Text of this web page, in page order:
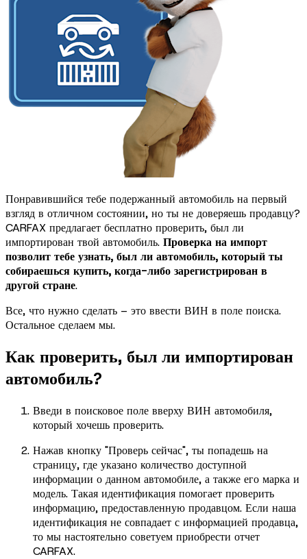
Понравившийся тебе подержанный автомобиль на первый
взгляд в отличном состоянии, но ты не доверяешь продавцу?
CARFAX предлагает бесплатно проверить, был ли
импортирован твой автомобиль. Проверка на импорт
позволит тебе узнать, был ли автомобиль, который ты
собираешься купить, когда-либо зарегистрирован в
другой стране.
Все, что нужно сделать – это ввести ВИН в поле поиска.
Остальное сделаем мы.
Как проверить, был ли импортирован
автомобиль?
Введи в поисковое поле вверху ВИН автомобиля,
который хочешь проверить.
Нажав кнопку "Проверь сейчас", ты попадешь на
страницу, где указано количество доступной
информации о данном автомобиле, а также его марка и
модель. Такая идентификация помогает проверить
информацию, предоставленную продавцом. Если наша
идентификация не совпадает с информацией продавца,
то мы настоятельно советуем приобрести отчет
CARFAX.